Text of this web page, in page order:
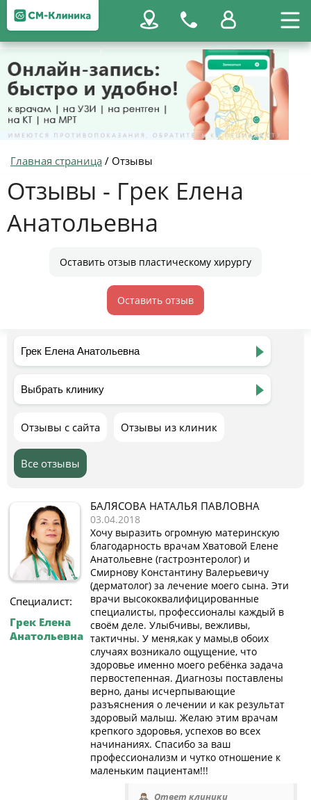
Главная страница / Отзывы
Отзывы - Грек Елена
Анатольевна
Оставить отзыв пластическому хирургу
Оставить отзыв
Отзывы с сайта Отзывы из клиник
Все отзывы
Специалист:
Грек Елена
Анатольевна
БАЛЯСОВА НАТАЛЬЯ ПАВЛОВНА
03.04.2018
Хочу выразить огромную материнскую
благодарность врачам Хватовой Елене
Анатольевне (гастроэнтеролог) и
Смирнову Константину Валерьевичу
(дерматолог) за лечение моего сына. Эти
врачи высококвалифицированные
специалисты, профессионалы каждый в
своём деле. Улыбчивы, вежливы,
тактичны. У меня,как у мамы,в обоих
случаях возникало ощущение, что
здоровье именно моего ребёнка задача
первостепенная. Диагнозы поставлены
верно, даны исчерпывающие
разъяснения о лечении и как результат
здоровый малыш. Желаю этим врачам
крепкого здоровья, успехов во всех
начинаниях. Спасибо за ваш
профессионализм и чутко отношение к
маленьким пациентам!!!
Ответ клиники